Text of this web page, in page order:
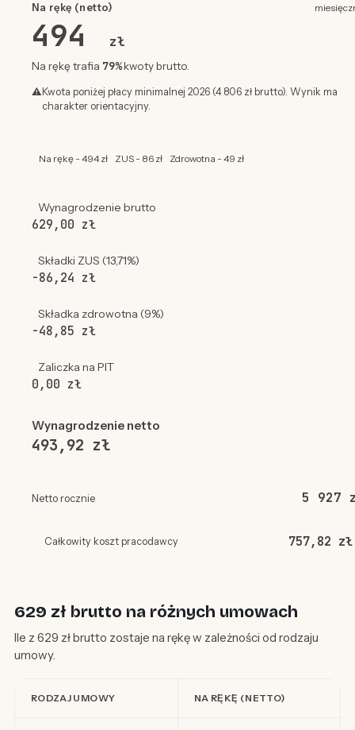
Na rękę (netto)
494 zł
Na rękę trafia 79%kwoty brutto.
⚠ Kwota poniżej płacy minimalnej 2026 (4 806 zł brutto). Wynik ma
charakter orientacyjny.
Na rękę - 494 zł ZUS - 86 zł Zdrowotna - 49 zł
Wynagrodzenie brutto
629,00 zł
Składki ZUS (13,71%)
-86,24 zł
Składka zdrowotna (9%)
-48,85 zł
Zaliczka na PIT
0,00 zł
Wynagrodzenie netto
493,92 zł
Netto rocznie 5 927
Całkowity koszt pracodawcy 757,82 zł
629 zł brutto na różnych umowach
Ile z 629 zł brutto zostaje na rękę w zależności od rodzaju
umowy.
RODZAJ UMOWY NA RĘKĘ (NETTO)